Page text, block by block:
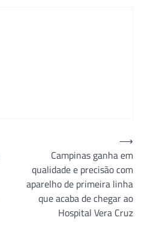
Campinas ganha em
qualidade e precisão com
aparelho de primeira linha
que acaba de chegar ao
Hospital Vera Cruz
⟶